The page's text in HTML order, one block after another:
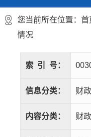
您当前所在位置： 首
情况
索 引 号：
信息分类： 财
内容分类： 财